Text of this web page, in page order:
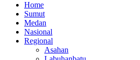
Home
Sumut
Medan
Nasional
Regional
Asahan